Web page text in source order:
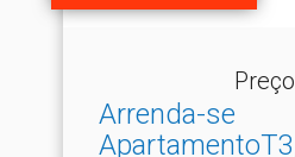
Arrenda-se